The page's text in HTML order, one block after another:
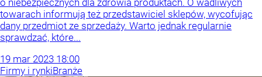
o niebezpiecznych dla zdrowia produktach. O wadliwych
towarach informują też przedstawiciel sklepów, wycofując
dany przedmiot ze sprzedaży. Warto jednak regularnie
sprawdzać, które...
19 mar 2023 18:00
Firmy i rynkiBranże